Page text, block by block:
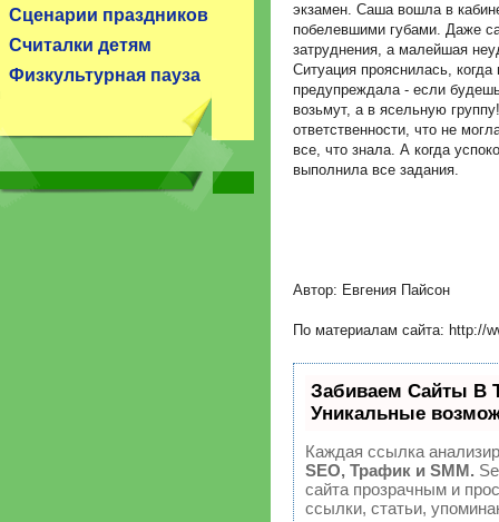
Сценарии праздников
Считалки детям
Физкультурная пауза
экзамен. Саша вошла в
побелевшими губами. Даже
затруднения, а малейшая
Ситуация прояснилась,
предупреждала - если
возьмут, а в ясельную
ответственности, что не
все, что знала. А когда
выполнила все задания.
Автор: Евгения Пайсон
По материалам сайта: http://
Забиваем Сайты
Уникальные
Каждая ссылка
SEO, Трафик и SMM.
сайта прозрачным и
ссылки, статьи,